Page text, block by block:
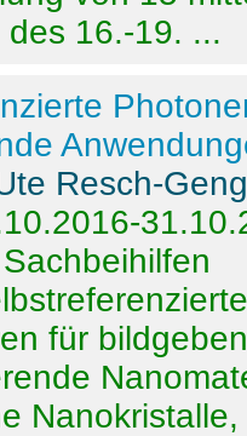
16.-19. ...
Resch-
für